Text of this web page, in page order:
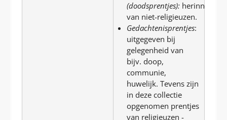
(doodsprentjes):
van niet-religieuzen.
Gedachtenisprentjes:
uitgegeven bij
gelegenheid van
bijv. doop,
communie,
huwelijk. Tevens zijn
in deze collectie
opgenomen prentjes
van religieuzen -